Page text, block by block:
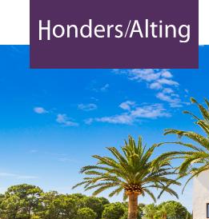
Los Reales |